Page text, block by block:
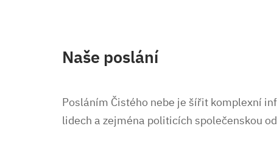
Naše poslání
Posláním Čistého nebe je šířit komplexní
lidech a zejména politicích společenskou